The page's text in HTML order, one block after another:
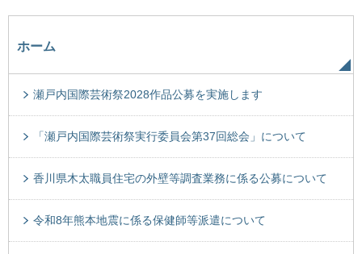
ホーム
瀬戸内国際芸術祭2028作品公募を実施します
「瀬戸内国際芸術祭実行委員会第37回総会」について
香川県木太職員住宅の外壁等調査業務に係る公募について
令和8年熊本地震に係る保健師等派遣について